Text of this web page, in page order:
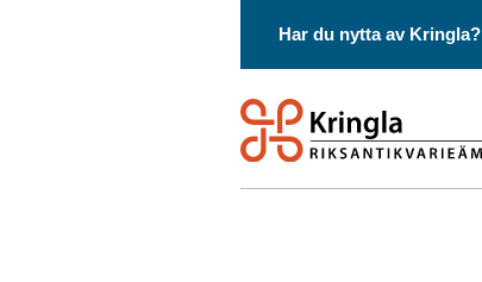
Har du nytta av Kringla?